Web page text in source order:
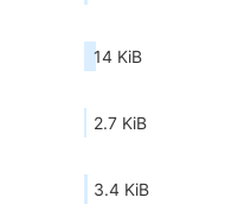
14 KiB
2.7 KiB
3.4 KiB